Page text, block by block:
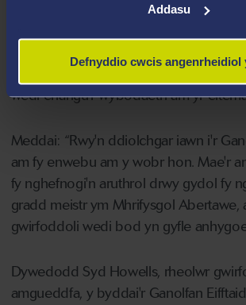
Addasu
Defnyddio cwcis angenrheidiol
roi mynediad at gasgliad yr
Eifftaidd, ac i ffigurau pren o'r Hen Aifft
wedi ehangu'r wybodaeth am yr
Meddai: “Rwy'n ddiolchgar iawn i'r
am fy enwebu am y wobr hon. Mae'r
fy nghefnogi'n aruthrol drwy gydol fy
gradd meistr ym Mhrifysgol Abertawe,
gwirfoddoli wedi bod yn gyfle
Dywedodd Syd Howells, rheolwr
amgueddfa, y byddai'r Ganolfan